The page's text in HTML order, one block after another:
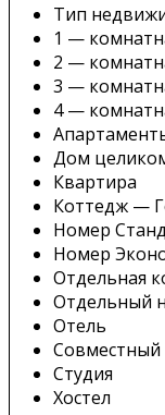
Тип
1 —
2 —
3 —
4 —
Дом
Квартира
Коттедж —
Номер
Номер
Отдельная
Отдельный
Отель
Студия
Хостел